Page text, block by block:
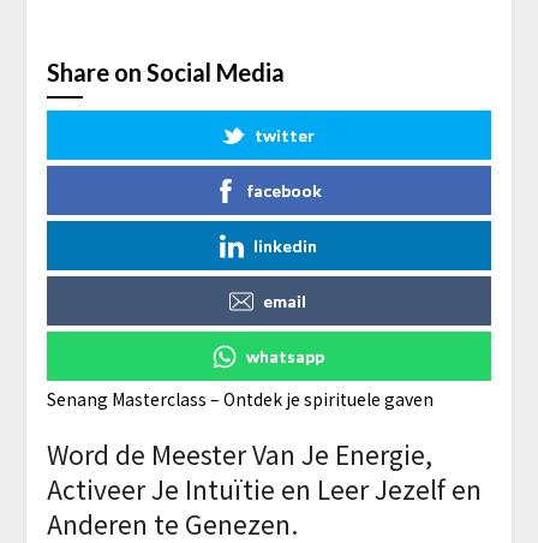
Share on Social Media
twitter
facebook
linkedin
email
whatsapp
Senang Masterclass – Ontdek je spirituele gaven
Word de Meester Van Je Energie,
Activeer Je Intuïtie en Leer Jezelf en
Anderen te Genezen.